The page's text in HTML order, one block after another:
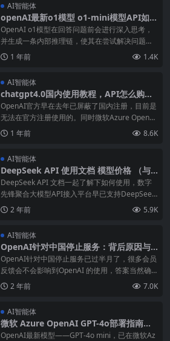
AI智能体
openAI最新o1模型 o1-mini模型API如何
接入ChatGPT国内镜像版（推理能力上表
现出色 准确性方面提升)
OpenAI o1模型在回答问题前会进行深入思考，
并生成一条内部推理链，使其在尝试解决问题时
可以识别并纠正错误，将复杂的步骤分解为更简
单的部分，并在当前方法无效时尝试不同的途
（AIME）前500名
1 年前 1.4K
AI智能体
chatgpt4.0国内使用教程，API怎么购买
接入使用 chatgpt模型api key如何接入
​OpenAI官方早在去年已屏蔽了国内注册，目前是
无法在官方注册使用的。同时微软Azure OpenAI
在去年底也停止了个人注册。要合规使用OpenAI
各大模型，采用微软Azure OpenAI服务可以合
1 年前 8.6K
AI智能体
DeepSeek API 使用文档 模型价格 （与
OpenAI 兼容的 API 格式）
DeepSeek API 文档一起了解下如何使用，数字
先锋聚合大模型API接入平台早已支持DeepSeek
API使用 API接口网址 https://api.cxhao.com De
epSeek API 使用与 OpenAI 兼容的 AP
2 年前 5.9K
AI智能体
OpenAI针对中国停止服务：背后原因与
影响深度解析？
OpenAI针对中国停止服务已过半月了，很多会员
反馈会不会影响到OpenAI 的使用，答案当然确
认会影响 ，不过本站提供的API服务使用不受影
响。 今天，咱们来讲一讲讨论下：Open AI 7月
2 年前 7.0K
AI智能体
微软 Azure OpenAI GPT-4o部署指南
（国内企业合规稳定使用ChatGPT首选）
OpenAI最新模型——GPT-4o mini，已在微软Az